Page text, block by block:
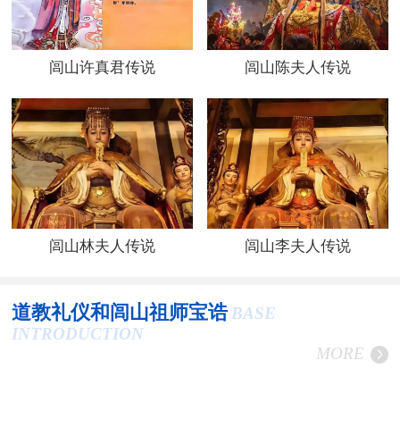
闾山许真君传说 闾山陈夫人传说
闾山林夫人传说 闾山李夫人传说
道教礼仪和闾山祖师宝诰 BASE
INTRODUCTION
MORE